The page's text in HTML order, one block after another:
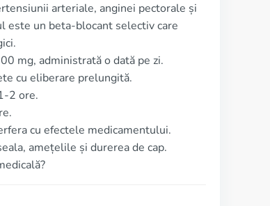
arteriale, anginei pectorale și
este un beta-blocant selectiv care
mg, administrată o dată pe zi.
cu eliberare prelungită.
2 ore.
cu efectele medicamentului.
amețelile și durerea de cap.